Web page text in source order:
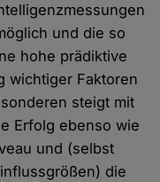
und die so
hohe prädiktive
wichtiger Faktoren
steigt mit
Erfolg ebenso wie
und (selbst
die